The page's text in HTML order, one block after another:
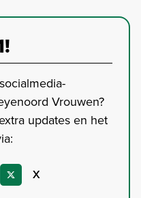
Vrouwen?
updates en het
X